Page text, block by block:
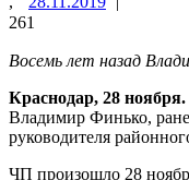
261
Восемь лет назад
Краснодар, 28 ноября.
Владимир Финько,
руководителя
ЧП произошло 28